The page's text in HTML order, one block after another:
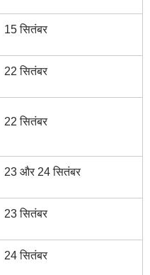
15 सितंबर
22 सितंबर
22 सितंबर
23 और 24 सितंबर
23 सितंबर
24 सितंबर